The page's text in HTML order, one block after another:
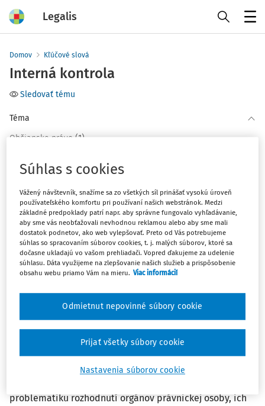
Legalis
Domov Kľúčové slová
Interná kontrola
Sledovať tému
Téma
Občianske právo (1)
Filter
Počet vyhľadaných dokumentov:1
Zoradiť podľa:
Najnovšie
Najstaršie
Interný a súdny prieskum rozhodnutí
orgánov právnickej osoby podľa návrhu
rekodifikácie Občianskeho zákonníka
Návrh rekodifikácie Občianskeho zákonníka zamýšľa
priniesť podstatne prepracovanejšiu všeobecnú úpravu
právnických osôb. Do rámca základných pravidiel
problematiku rozhodnutí orgánov právnickej osoby, ich
Súhlas s cookies
Vážený návštevník, snažíme sa zo všetkých síl prinášať vysokú úroveň
používateľského komfortu pri používaní našich webstránok. Medzi
základné predpoklady patrí napr. aby správne fungovalo vyhľadávanie,
aby sme vás neobťažovali nevhodnou reklamou alebo aby sme mali
dostatok podnetov, ako web vylepšovať. Preto od Vás potrebujeme
súhlas so spracovaním súborov cookies, t. j. malých súborov, ktoré sa
dočasne ukladajú vo vašom prehliadači. Vopred ďakujeme za udelenie
súhlasu. Dáta využijeme na zlepšovanie našich služieb a prispôsobenie
obsahu webu priamo Vám na mieru. Viac informácií
Nastavenia súborov cookie
Odmietnut nepovinné súbory cookie
Prijať všetky súbory cookie